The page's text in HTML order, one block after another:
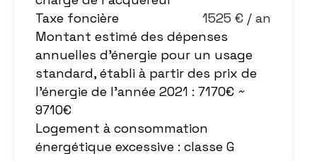
Taxe foncière
1525 € / an
Montant estimé des dépenses
annuelles d'énergie pour un usage
standard, établi à partir des prix de
l'énergie de l'année 2021 : 7170€ ~
9710€
Logement à consommation
énergétique excessive : classe G